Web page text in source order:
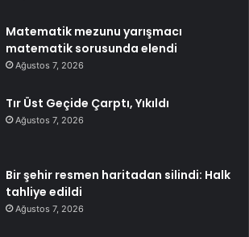
Matematik mezunu yarışmacı
matematik sorusunda elendi
Ağustos 7, 2026
Tır Üst Geçide Çarptı, Yıkıldı
Ağustos 7, 2026
Bir şehir resmen haritadan silindi: Halk
tahliye edildi
Ağustos 7, 2026